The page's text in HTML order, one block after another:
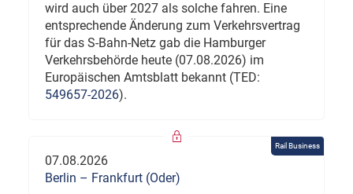
wird auch über 2027 als solche fahren. Eine
entsprechende Änderung zum Verkehrsvertrag
für das S-Bahn-Netz gab die Hamburger
Verkehrsbehörde heute (07.08.2026) im
Europäischen Amtsblatt bekannt (TED:
549657-2026).
Rail Business
07.08.2026
Berlin – Frankfurt (Oder)